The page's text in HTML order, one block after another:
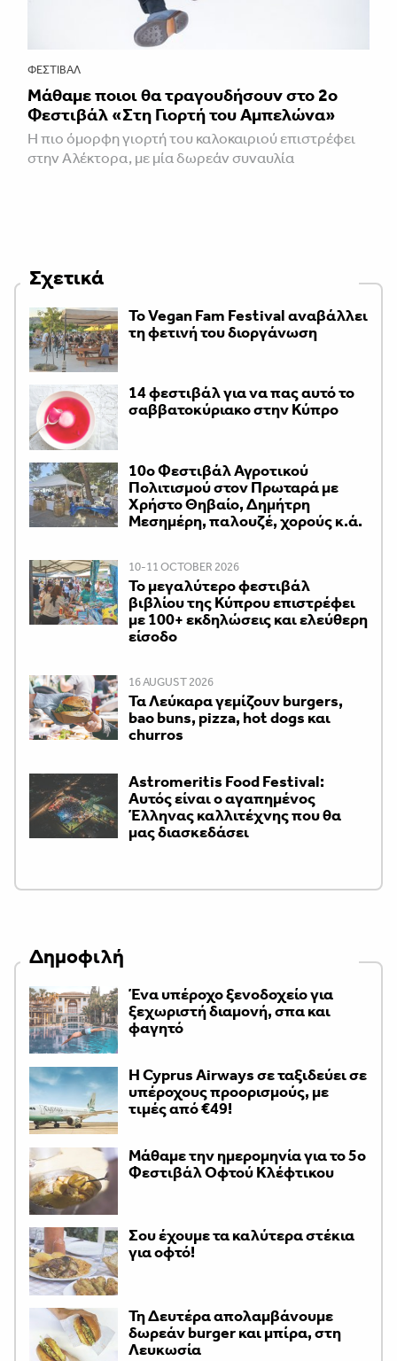
ΦΕΣΤΙΒΑΛ
Μάθαμε ποιοι θα τραγουδήσουν στο 2ο
Φεστιβάλ «Στη Γιορτή του Αμπελώνα»
Η πιο όμορφη γιορτή του καλοκαιριού επιστρέφει
στην Αλέκτορα, με μία δωρεάν συναυλία
Σχετικά
Το Vegan Fam Festival αναβάλλει
τη φετινή του διοργάνωση
14 φεστιβάλ για να πας αυτό το
σαββατοκύριακο στην Κύπρο
10ο Φεστιβάλ Αγροτικού
Πολιτισμού στον Πρωταρά με
Χρήστο Θηβαίο, Δημήτρη
Μεσημέρη, παλουζέ, χορούς κ.ά.
10-11 OCTOBER 2026
Το μεγαλύτερο φεστιβάλ
βιβλίου της Κύπρου επιστρέφει
με 100+ εκδηλώσεις και ελεύθερη
είσοδο
16 AUGUST 2026
Τα Λεύκαρα γεμίζουν burgers,
bao buns, pizza, hot dogs και
churros
Astromeritis Food Festival:
Αυτός είναι ο αγαπημένος
Έλληνας καλλιτέχνης που θα
μας διασκεδάσει
Δημοφιλή
Ένα υπέροχο ξενοδοχείο για
ξεχωριστή διαμονή, σπα και
φαγητό
H Cyprus Airways σε ταξιδεύει σε
υπέροχους προορισμούς, με
τιμές από €49!
Μάθαμε την ημερομηνία για το 5ο
Φεστιβάλ Οφτού Κλέφτικου
Σου έχουμε τα καλύτερα στέκια
για οφτό!
Τη Δευτέρα απολαμβάνουμε
δωρεάν burger και μπίρα, στη
Λευκωσία